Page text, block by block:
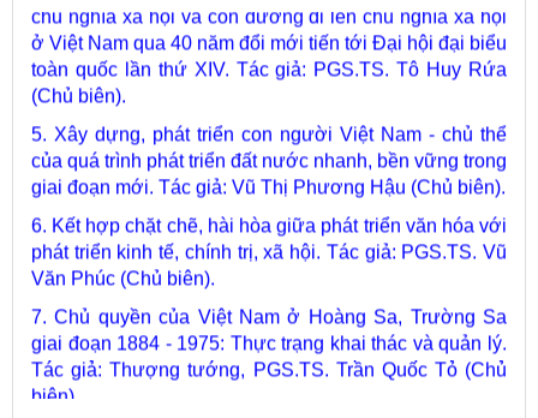
ở Việt Nam qua 40 năm đổi mới tiến tới Đại hội đại biểu
toàn quốc lần thứ XIV. Tác giả: PGS.TS. Tô Huy Rứa
(Chủ biên).
5. Xây dựng, phát triển con người Việt Nam - chủ thể
của quá trình phát triển đất nước nhanh, bền vững trong
giai đoạn mới. Tác giả: Vũ Thị Phương Hậu (Chủ biên).
6. Kết hợp chặt chẽ, hài hòa giữa phát triển văn hóa với
phát triển kinh tế, chính trị, xã hội. Tác giả: PGS.TS. Vũ
Văn Phúc (Chủ biên).
7. Chủ quyền của Việt Nam ở Hoàng Sa, Trường Sa
giai đoạn 1884 - 1975: Thực trạng khai thác và quản lý.
Tác giả: Thượng tướng, PGS.TS. Trần Quốc Tỏ (Chủ
biên).
8. Hà Nội - Thành phố Hồ Chí Minh: Dấu ấn lịch sử qua